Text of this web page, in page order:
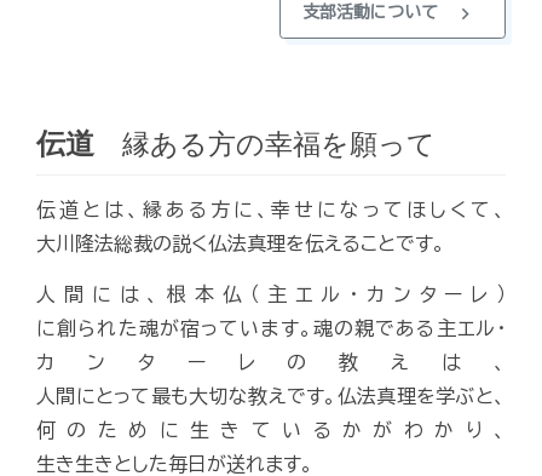
支部活動について chevron_right
伝道 縁ある方の幸福を願って
伝道とは、縁ある方に、幸せになってほしくて、
大川隆法総裁の説く仏法真理を伝えることです。
人間には、根本仏（主エル・カンターレ）
に創られた魂が宿っています。魂の親である主エル・
カンターレの教えは、
人間にとって最も大切な教えです。仏法真理を学ぶと、
何のために生きているかがわかり、
生き生きとした毎日が送れます。